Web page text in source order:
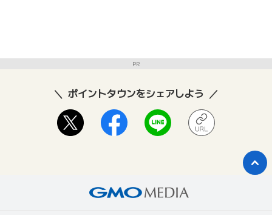
PR
ポイントタウンをシェアしよう